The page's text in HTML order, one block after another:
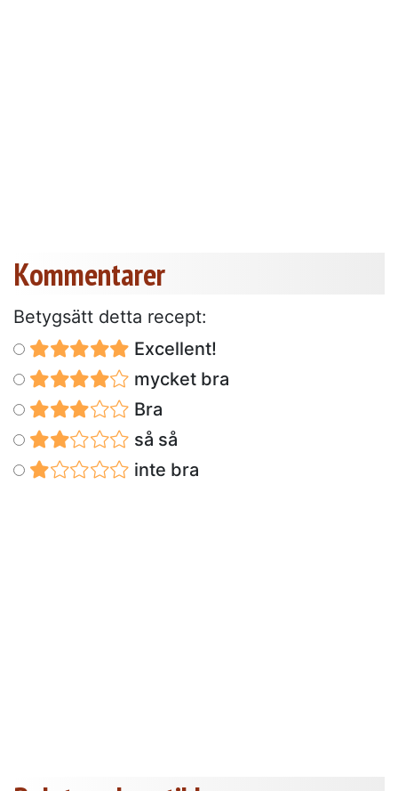
Kommentarer
Betygsätt detta recept:
Excellent!
mycket bra
Bra
så så
inte bra